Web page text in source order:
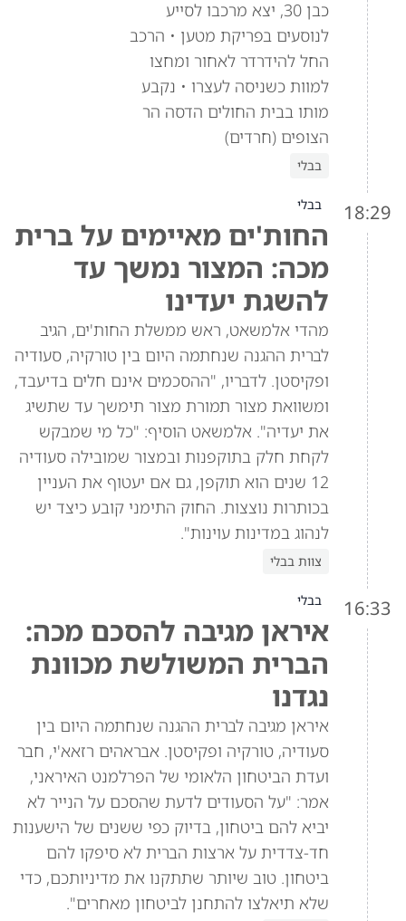
כבן 30, יצא מרכבו לסייע
לנוסעים בפריקת מטען • הרכב
החל להידרדר לאחור ומחצו
למוות כשניסה לעצרו • נקבע
מותו בבית החולים הדסה הר
הצופים (חרדים)
בבלי
18:29 בבלי
החות'ים מאיימים על ברית
מכה: המצור נמשך עד
להשגת יעדינו
מהדי אלמשאט, ראש ממשלת החות'ים, הגיב
לברית ההגנה שנחתמה היום בין טורקיה, סעודיה
ופקיסטן. לדבריו, "ההסכמים אינם חלים בדיעבד,
ומשוואת מצור תמורת מצור תימשך עד שתשיג
את יעדיה". אלמשאט הוסיף: "כל מי שמבקש
לקחת חלק בתוקפנות ובמצור שמובילה סעודיה
12 שנים הוא תוקפן, גם אם יעטוף את העניין
בכותרות נוצצות. החוק התימני קובע כיצד יש
לנהוג במדינות עוינות".
צוות בבלי
16:33 בבלי
איראן מגיבה להסכם מכה:
הברית המשולשת מכוונת
נגדנו
איראן מגיבה לברית ההגנה שנחתמה היום בין
סעודיה, טורקיה ופקיסטן. אבראהים רזאא'י, חבר
ועדת הביטחון הלאומי של הפרלמנט האיראני,
אמר: "על הסעודים לדעת שהסכם על הנייר לא
יביא להם ביטחון, בדיוק כפי ששנים של הישענות
חד-צדדית על ארצות הברית לא סיפקו להם
ביטחון. טוב שיותר שתתקנו את מדיניותכם, כדי
שלא תיאלצו להתחנן לביטחון מאחרים".